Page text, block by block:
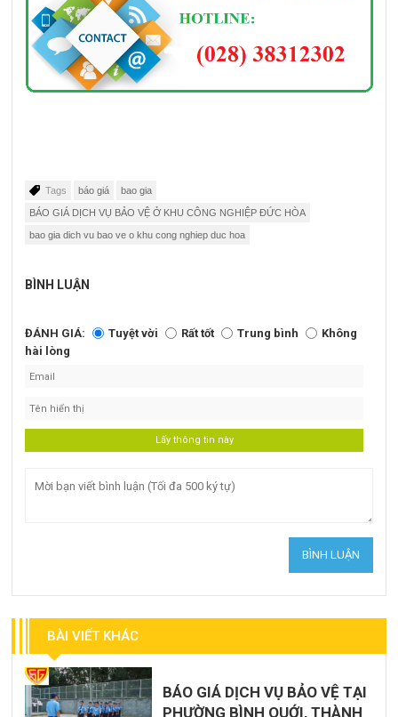
Tags báo giá bao gia
BÁO GIÁ DỊCH VỤ BẢO VỆ Ở KHU CÔNG NGHIỆP ĐỨC HÒA
bao gia dich vu bao ve o khu cong nghiep duc hoa
BÌNH LUẬN
ĐÁNH GIÁ: Tuyệt vời Rất tốt Trung bình
Không
hài lòng
BÀI VIẾT KHÁC
BÁO GIÁ DỊCH VỤ BẢO VỆ TẠI
PHƯỜNG BÌNH QUỚI, THÀNH